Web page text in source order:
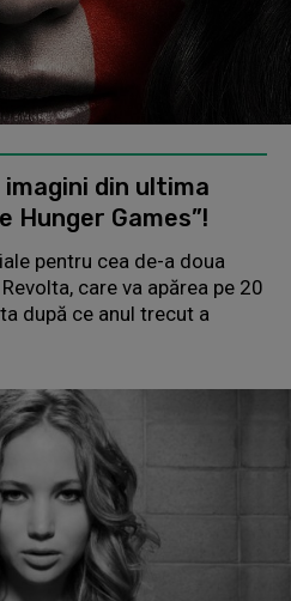
imagini din ultima
Hunger Games”!
pentru cea de-a doua
care va apărea pe 20
după ce anul trecut a